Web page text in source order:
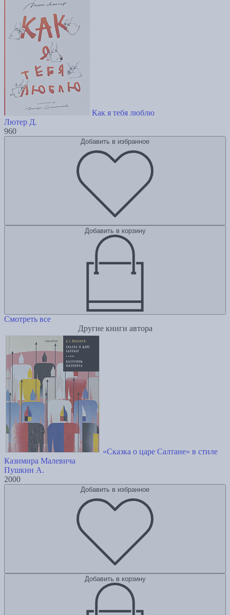
Как я тебя люблю
Лютер Д.
960
Добавить в избранное
Добавить в корзину
Смотреть все
Другие книги автора
«Сказка о царе Салтане» в стиле
Казимира Малевича
Пушкин А.
2000
Добавить в избранное
Добавить в корзину